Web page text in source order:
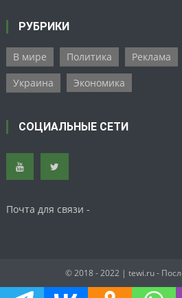
РУБРИКИ
В мире Политика Реклама
Украина
Экономика
СОЦИАЛЬНЫЕ СЕТИ
Почта для связи -
© 2018 - 2022 | tewi.ru -